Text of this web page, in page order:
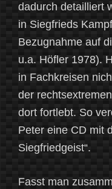
dadurch detailliert
in Siegfrieds
Bezugnahme auf
u.a. Höfler 1978).
in Fachkreisen
der
dort fortlebt. So
Peter eine CD mit
Siegfriedgeist“.
Fasst man